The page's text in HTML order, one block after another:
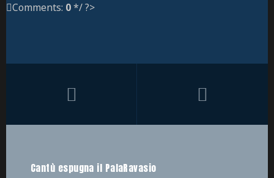
Comments: 0*/ ?>
Cantù espugna il PalaRavasio